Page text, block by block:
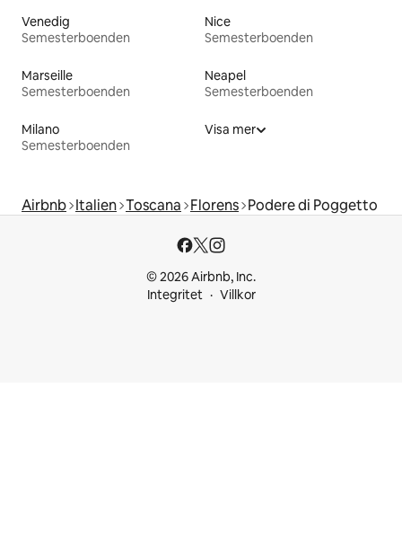
Venedig
Semesterboenden
Nice
Semesterboenden
Marseille
Semesterboenden
Neapel
Semesterboenden
Milano
Semesterboenden
Visa mer
Airbnb Italien Toscana Florens Podere di Poggetto
© 2026 Airbnb, Inc.
Integritet
Villkor